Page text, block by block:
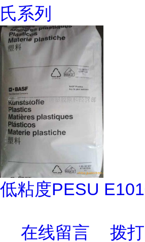
氏系列
低粘度PESU
在线留言 拨